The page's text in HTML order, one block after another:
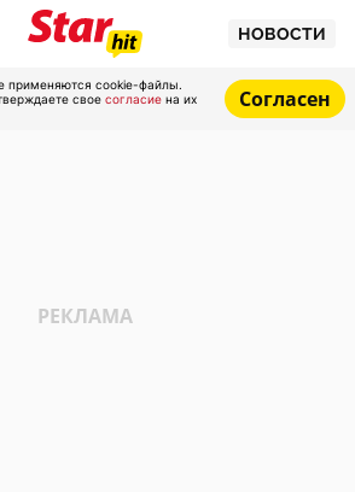
НОВОСТИ
применяются cookie-файлы.
свое согласие на их
Согласен